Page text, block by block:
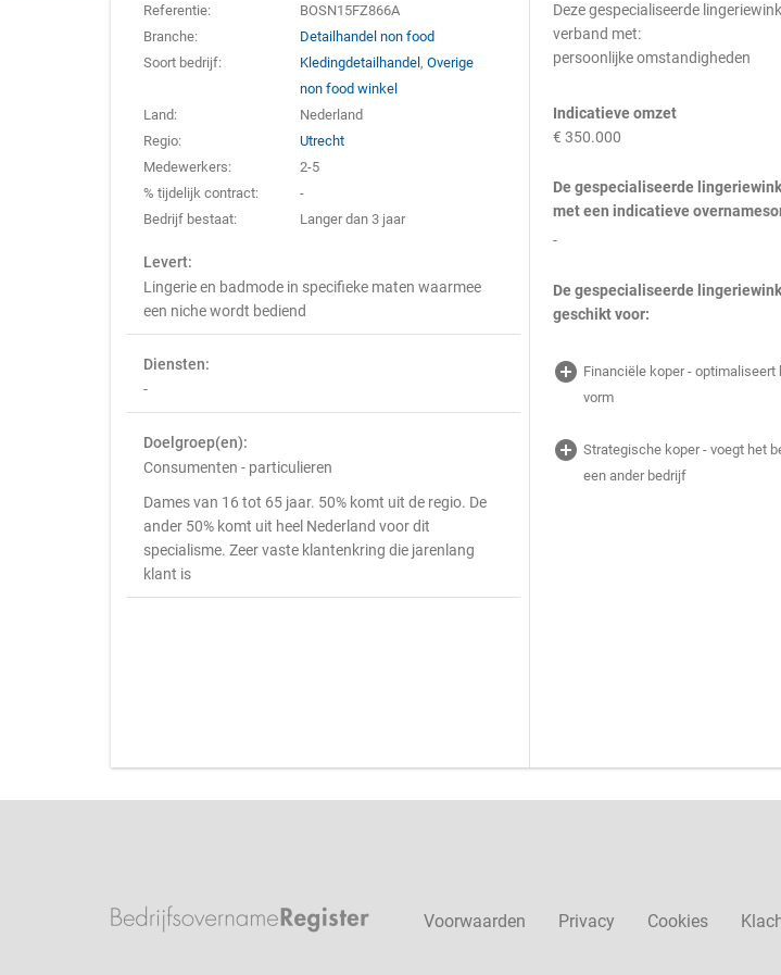
Referentie:
BOSN15FZ866A
Branche:
Detailhandel non food
Soort bedrijf:
Kledingdetailhandel,Overige
non food winkel
Land:
Nederland
Regio:
Utrecht
Medewerkers:
2-5
% tijdelijk contract:
-
Bedrijf bestaat:
Langer dan 3 jaar
Levert:
Lingerie en badmode in specifieke maten waarmee
een niche wordt bediend
Diensten:
-
Doelgroep(en):
Consumenten - particulieren
Dames van 16 tot 65 jaar. 50% komt uit de regio. De
ander 50% komt uit heel Nederland voor dit
specialisme. Zeer vaste klantenkring die jarenlang
klant is
Deze gespecialiseerde
verband met:
persoonlijke omstandigheden
Indicatieve omzet
€ 350.000
De gespecialiseerde
met een indicatieve
-
De gespecialiseerde
geschikt voor:
add_circle Financiële koper - optimaliseert
vorm
add_circle Strategische koper - voegt het
een ander bedrijf
Voorwaarden Privacy Cookies